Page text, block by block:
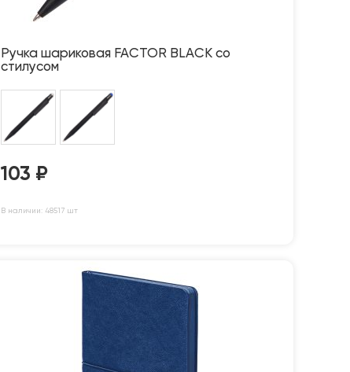
Ручка шариковая FACTOR BLACK со
стилусом
103 ₽
В наличии: 48517 шт